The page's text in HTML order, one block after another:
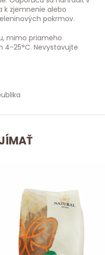
k zjemnenie alebo
pokrmov.
mimo priameho
4-25°C. Nevystavujte